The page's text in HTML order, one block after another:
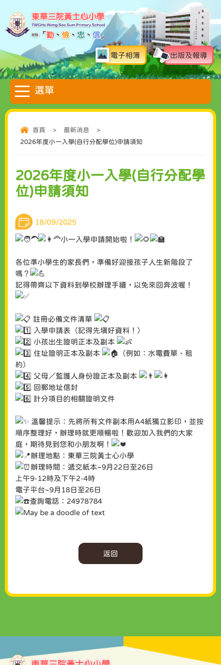
電子相簿 出版及報導
首頁 > 最新消息
>
2026年度小一入學(自行分配學位)申請須知
2026年度小一入學(自行分配學
位)申請須知
18/09/2025
小一入學申請開始啦！
各位準小學生的家長們，準備好迎接孩子人生新階段了
嗎？
記得帶齊以下資料到學校辦理手續，以免來回奔波喔！
註冊必備文件清單
入學申請表（記得先填好資料！）
小孩出生證明正本及副本
住址證明正本及副本
（例如：水電費單、租
約）
父母／監護人身份證正本及副本
回郵地址信封
計分項目的相關證明文件
溫馨提示：先將所有文件副本用A4紙獨立影印，並按
順序整理好，辦理時就更順暢啦！歡迎加入我們的大家
庭，期待見到您和小朋友啊！
辦理地點：東華三院黃士心小學
辦理時間：遞交紙本~9月22日至26日
上午9-12時及下午2-4時
電子平台~9月18日至26日
查詢電話：24978784
返回